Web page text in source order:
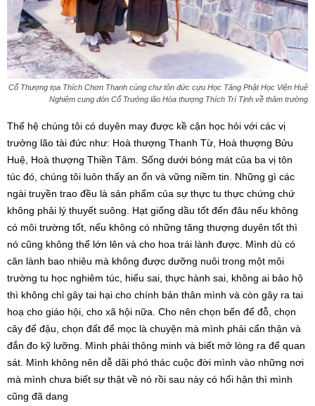
Cố Thượng tọa Thích Chơn Thanh cùng chư tôn đức cựu Học Tăng Phật Học Viện Huệ
Nghiêm cung đón Cố Trưởng lão Hòa thượng Thích Trí Tịnh về thăm trường
Thế hệ chúng tôi có duyên may được kề cận học hỏi với các vị
trưởng lão tài đức như: Hoà thượng Thanh Từ, Hoà thượng Bửu
Huệ, Hoà thượng Thiền Tâm. Sống dưới bóng mát của ba vị tôn
túc đó, chúng tôi luôn thấy an ổn và vững niềm tin. Những gì các
ngài truyền trao đều là sản phẩm của sự thực tu thực chứng chứ
không phải lý thuyết suông. Hạt giống dầu tốt đến đâu nếu không
có môi trường tốt, nếu không có những tăng thượng duyên tốt thì
nó cũng không thể lớn lên và cho hoa trái lành được. Mình dù có
căn lành bao nhiêu mà không được dưỡng nuôi trong một môi
trường tu học nghiêm túc, hiểu sai, thực hành sai, không ai bảo hộ
thì không chỉ gây tai hại cho chính bản thân mình và còn gây ra tai
hoạ cho giáo hội, cho xã hội nữa. Cho nên chọn bến để đỗ, chọn
cây để đậu, chọn đất để mọc là chuyện mà mình phải cẩn thận và
đắn đo kỹ lưỡng. Mình phải thông minh và biết mở lòng ra để quan
sát. Mình không nên dễ dãi phó thác cuộc đời mình vào những nơi
mà mình chưa biết sự thật về nó rồi sau này có hối hận thì mình
cũng đã dang